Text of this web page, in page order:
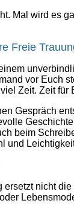
Mal wird es
Freie
vor Euch
Zeit. Zeit
Gespräch
beim
und
ersetzt nicht